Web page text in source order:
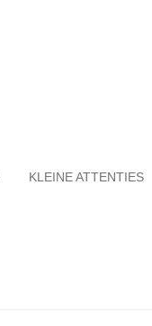
KLEINE ATTENTIES